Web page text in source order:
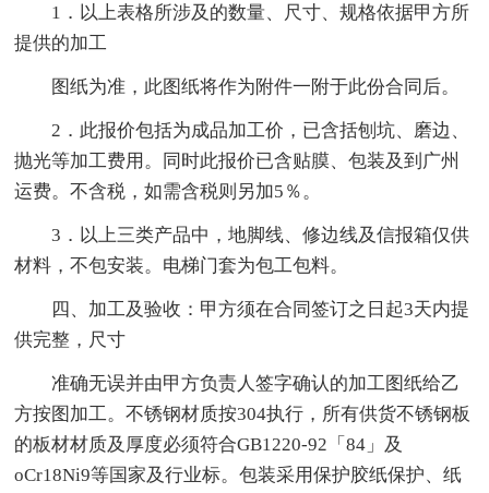
1．以上表格所涉及的数量、尺寸、规格依据甲方所
提供的加工
图纸为准，此图纸将作为附件一附于此份合同后。
2．此报价包括为成品加工价，已含括刨坑、磨边、
抛光等加工费用。同时此报价已含贴膜、包装及到广州
运费。不含税，如需含税则另加5％。
3．以上三类产品中，地脚线、修边线及信报箱仅供
材料，不包安装。电梯门套为包工包料。
四、加工及验收：甲方须在合同签订之日起3天内提
供完整，尺寸
准确无误并由甲方负责人签字确认的加工图纸给乙
方按图加工。不锈钢材质按304执行，所有供货不锈钢板
的板材材质及厚度必须符合GB1220-92「84」及
oCr18Ni9等国家及行业标。包装采用保护胶纸保护、纸